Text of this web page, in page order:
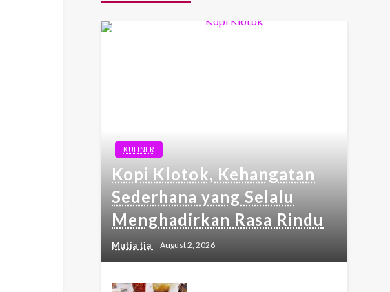
KULINER
Kopi Klotok, Kehangatan
Sederhana yang Selalu
Menghadirkan Rasa Rindu
Mutia tia August 2, 2026